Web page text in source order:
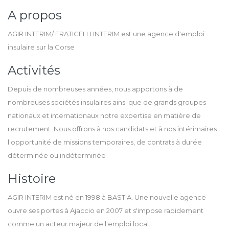
A propos
AGIR INTERIM/ FRATICELLI INTERIM est une agence d'emploi
insulaire sur la Corse
Activités
Depuis de nombreuses années, nous apportons à de
nombreuses sociétés insulaires ainsi que de grands groupes
nationaux et internationaux notre expertise en matière de
recrutement. Nous offrons à nos candidats et à nos intérimaires
l'opportunité de missions temporaires, de contrats à durée
déterminée ou indéterminée
Histoire
AGIR INTERIM est né en 1998 à BASTIA. Une nouvelle agence
ouvre ses portes à Ajaccio en 2007 et s'impose rapidement
comme un acteur majeur de l'emploi local.